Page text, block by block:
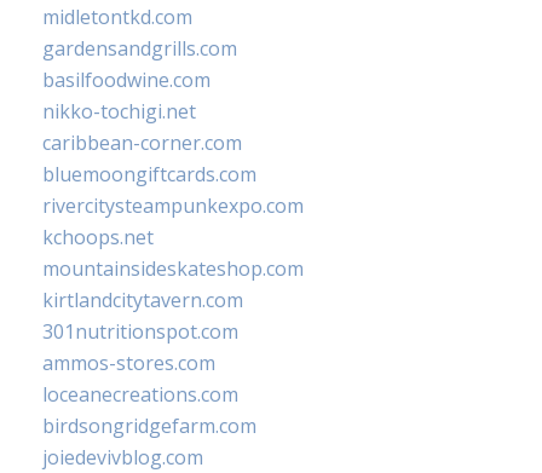
midletontkd.com
gardensandgrills.com
basilfoodwine.com
nikko-tochigi.net
caribbean-corner.com
bluemoongiftcards.com
rivercitysteampunkexpo.com
kchoops.net
mountainsideskateshop.com
kirtlandcitytavern.com
301nutritionspot.com
ammos-stores.com
loceanecreations.com
birdsongridgefarm.com
joiedevivblog.com